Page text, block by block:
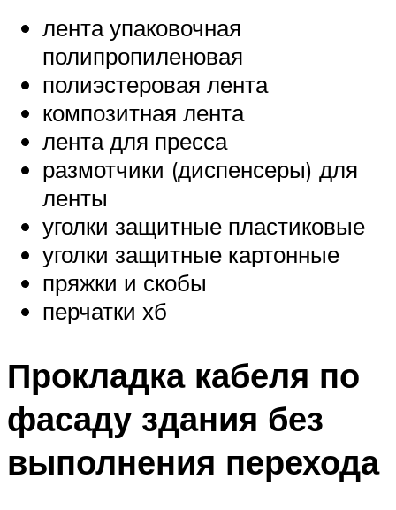
лента упаковочная
полипропиленовая
полиэстеровая лента
композитная лента
лента для пресса
размотчики (диспенсеры) для
ленты
уголки защитные пластиковые
уголки защитные картонные
пряжки и скобы
перчатки хб
Прокладка кабеля по
фасаду здания без
выполнения перехода